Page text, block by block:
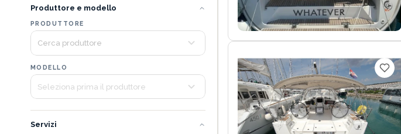
Produttore e modello
PRODUTTORE
MODELLO
Servizi